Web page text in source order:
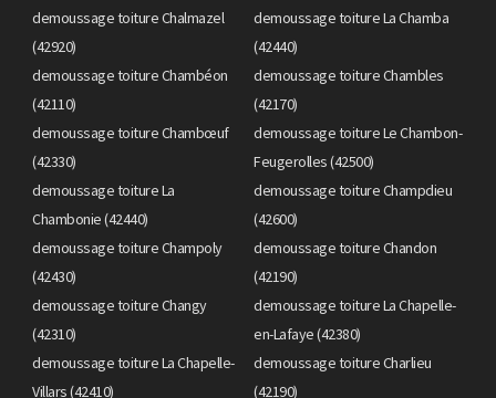
demoussage toiture Chalmazel
(42920)
demoussage toiture La Chamba
(42440)
demoussage toiture Chambéon
(42110)
demoussage toiture Chambles
(42170)
demoussage toiture Chambœuf
(42330)
demoussage toiture Le Chambon-
Feugerolles (42500)
demoussage toiture La
Chambonie (42440)
demoussage toiture Champdieu
(42600)
demoussage toiture Champoly
(42430)
demoussage toiture Chandon
(42190)
demoussage toiture Changy
(42310)
demoussage toiture La Chapelle-
en-Lafaye (42380)
demoussage toiture La Chapelle-
Villars (42410)
demoussage toiture Charlieu
(42190)